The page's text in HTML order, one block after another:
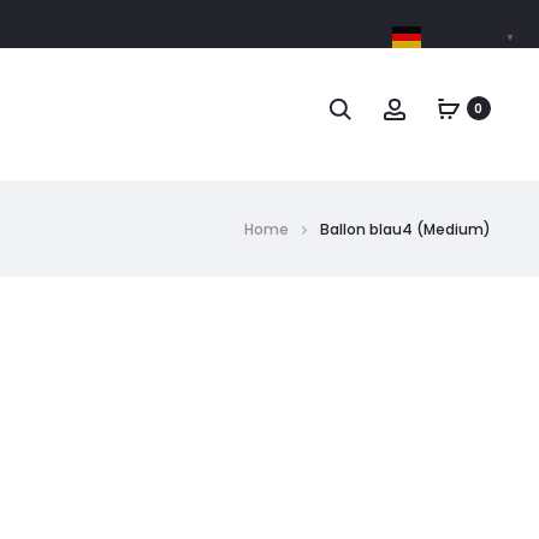
0
Home Ballon blau4 (Medium)
▼